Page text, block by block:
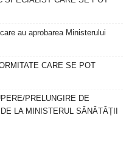
au aprobarea Ministerului
CARE SE POT
PRELUNGIRE DE
LA MINISTERUL SĂNĂTĂȚII